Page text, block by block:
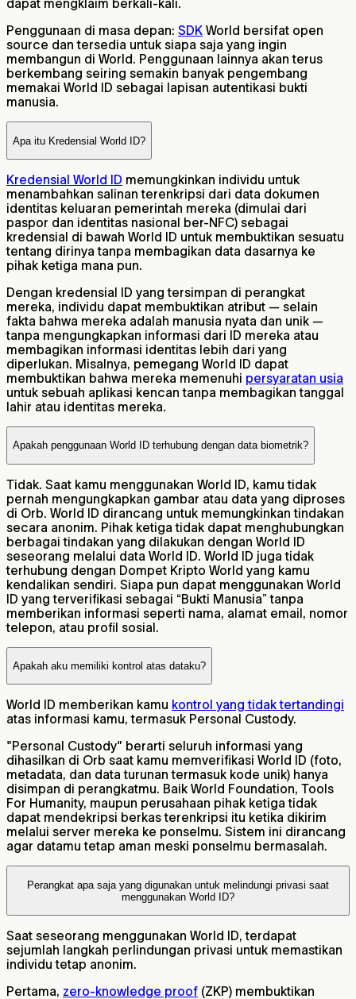
dapat mengklaim berkali-kali.
Penggunaan di masa depan: SDK World bersifat open
source dan tersedia untuk siapa saja yang ingin
membangun di World. Penggunaan lainnya akan terus
berkembang seiring semakin banyak pengembang
memakai World ID sebagai lapisan autentikasi bukti
manusia.
Apa itu Kredensial World ID?
Kredensial World ID memungkinkan individu untuk
menambahkan salinan terenkripsi dari data dokumen
identitas keluaran pemerintah mereka (dimulai dari
paspor dan identitas nasional ber-NFC) sebagai
kredensial di bawah World ID untuk membuktikan sesuatu
tentang dirinya tanpa membagikan data dasarnya ke
pihak ketiga mana pun.
Dengan kredensial ID yang tersimpan di perangkat
mereka, individu dapat membuktikan atribut — selain
fakta bahwa mereka adalah manusia nyata dan unik —
tanpa mengungkapkan informasi dari ID mereka atau
membagikan informasi identitas lebih dari yang
diperlukan. Misalnya, pemegang World ID dapat
membuktikan bahwa mereka memenuhi persyaratan usia
untuk sebuah aplikasi kencan tanpa membagikan tanggal
lahir atau identitas mereka.
Apakah penggunaan World ID terhubung dengan data biometrik?
Tidak. Saat kamu menggunakan World ID, kamu tidak
pernah mengungkapkan gambar atau data yang diproses
di Orb. World ID dirancang untuk memungkinkan tindakan
secara anonim. Pihak ketiga tidak dapat menghubungkan
berbagai tindakan yang dilakukan dengan World ID
seseorang melalui data World ID. World ID juga tidak
terhubung dengan Dompet Kripto World yang kamu
kendalikan sendiri. Siapa pun dapat menggunakan World
ID yang terverifikasi sebagai “Bukti Manusia” tanpa
memberikan informasi seperti nama, alamat email, nomor
telepon, atau profil sosial.
Apakah aku memiliki kontrol atas dataku?
World ID memberikan kamu kontrol yang tidak tertandingi
atas informasi kamu, termasuk Personal Custody.
"Personal Custody" berarti seluruh informasi yang
dihasilkan di Orb saat kamu memverifikasi World ID (foto,
metadata, dan data turunan termasuk kode unik) hanya
disimpan di perangkatmu. Baik World Foundation, Tools
For Humanity, maupun perusahaan pihak ketiga tidak
dapat mendekripsi berkas terenkripsi itu ketika dikirim
melalui server mereka ke ponselmu. Sistem ini dirancang
agar datamu tetap aman meski ponselmu bermasalah.
Perangkat apa saja yang digunakan untuk melindungi privasi saat
menggunakan World ID?
Saat seseorang menggunakan World ID, terdapat
sejumlah langkah perlindungan privasi untuk memastikan
individu tetap anonim.
Pertama, zero-knowledge proof (ZKP) membuktikan